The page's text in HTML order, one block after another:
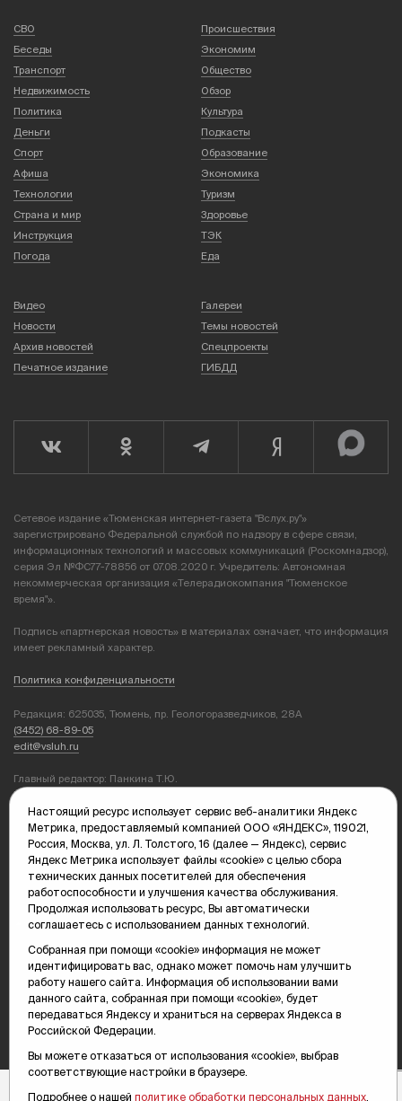
СВО
Происшествия
Беседы
Экономим
Транспорт
Общество
Недвижимость
Обзор
Политика
Культура
Деньги
Подкасты
Спорт
Образование
Афиша
Экономика
Технологии
Туризм
Страна и мир
Здоровье
Инструкция
ТЭК
Погода
Еда
Видео
Галереи
Новости
Темы новостей
Архив новостей
Спецпроекты
Печатное издание
ГИБДД
Сетевое издание «Тюменская интернет-газета "Вслух.ру"»
зарегистрировано Федеральной службой по надзору в сфере связи,
информационных технологий и массовых коммуникаций (Роскомнадзор),
серия Эл №ФС77-78856 от 07.08.2020 г. Учредитель: Автономная
некоммерческая организация «Телерадиокомпания "Тюменское
время"».
Подпись «партнерская новость» в материалах означает, что информация
имеет рекламный характер.
Политика конфиденциальности
Редакция: 625035, Тюмень, пр. Геологоразведчиков, 28А
(3452) 68-89-05
edit@vsluh.ru
Главный редактор: Панкина Т.Ю.
kika@vsluh.ru
По вопросам рекламы:
(3452) 68-89-78
kotovaev@sibinformburo.ru
mim@vsluh.ru
© 2000-2026 Тюменская интернет-газета «Вслух.ру»
Карта сайта
Настоящий ресурс использует сервис веб-аналитики Яндекс
Метрика, предоставляемый компанией ООО «ЯНДЕКС», 119021,
Россия, Москва, ул. Л. Толстого, 16 (далее — Яндекс), сервис
Яндекс Метрика использует файлы «cookie» с целью сбора
технических данных посетителей для обеспечения
работоспособности и улучшения качества обслуживания.
Продолжая использовать ресурс, Вы автоматически
соглашаетесь с использованием данных технологий.
Собранная при помощи «cookie» информация не может
идентифицировать вас, однако может помочь нам улучшить
работу нашего сайта. Информация об использовании вами
данного сайта, собранная при помощи «cookie», будет
передаваться Яндексу и храниться на серверах Яндекса в
Российской Федерации.
Вы можете отказаться от использования «cookie», выбрав
соответствующие настройки в браузере.
Подробнее о нашей политике обработки персональных данных